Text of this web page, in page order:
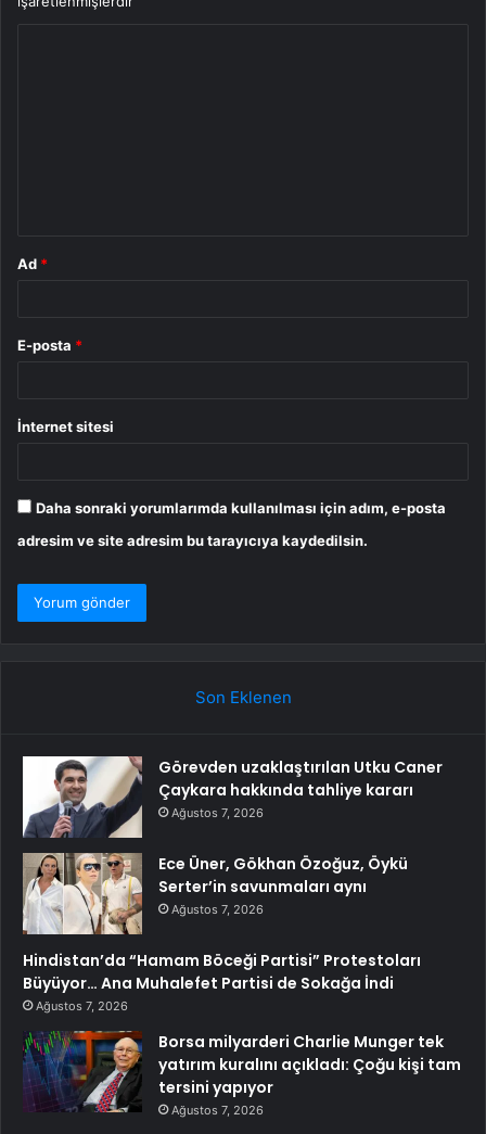
Ad *
E-posta *
İnternet sitesi
Daha sonraki yorumlarımda kullanılması için adım, e-posta
adresim ve site adresim bu tarayıcıya kaydedilsin.
Son Eklenen
Görevden uzaklaştırılan Utku Caner
Çaykara hakkında tahliye kararı
Ağustos 7, 2026
Ece Üner, Gökhan Özoğuz, Öykü
Serter’in savunmaları aynı
Ağustos 7, 2026
Hindistan’da “Hamam Böceği Partisi” Protestoları
Büyüyor… Ana Muhalefet Partisi de Sokağa İndi
Ağustos 7, 2026
Borsa milyarderi Charlie Munger tek
yatırım kuralını açıkladı: Çoğu kişi tam
tersini yapıyor
Ağustos 7, 2026